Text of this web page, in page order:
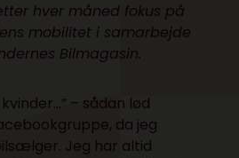
hver måned fokus på
mobilitet i samarbejde
Bilmagasin.
– sådan lød
da jeg
Jeg har altid